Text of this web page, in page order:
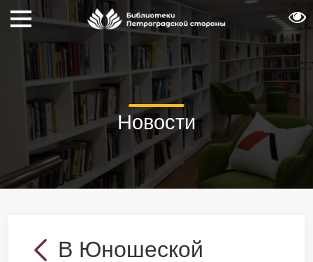
Новости
В Юношеской